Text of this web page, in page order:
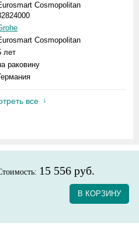
Cosmopolitan
Cosmopolitan
лет
раковину
все
15 556 руб.
В КОРЗИНУ